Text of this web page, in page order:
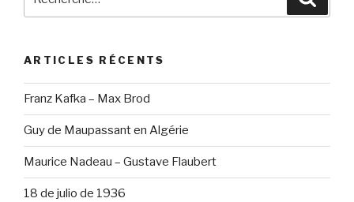
pour
ARTICLES RÉCENTS
Franz Kafka – Max Brod
Guy de Maupassant en Algérie
Maurice Nadeau – Gustave Flaubert
18 de julio de 1936